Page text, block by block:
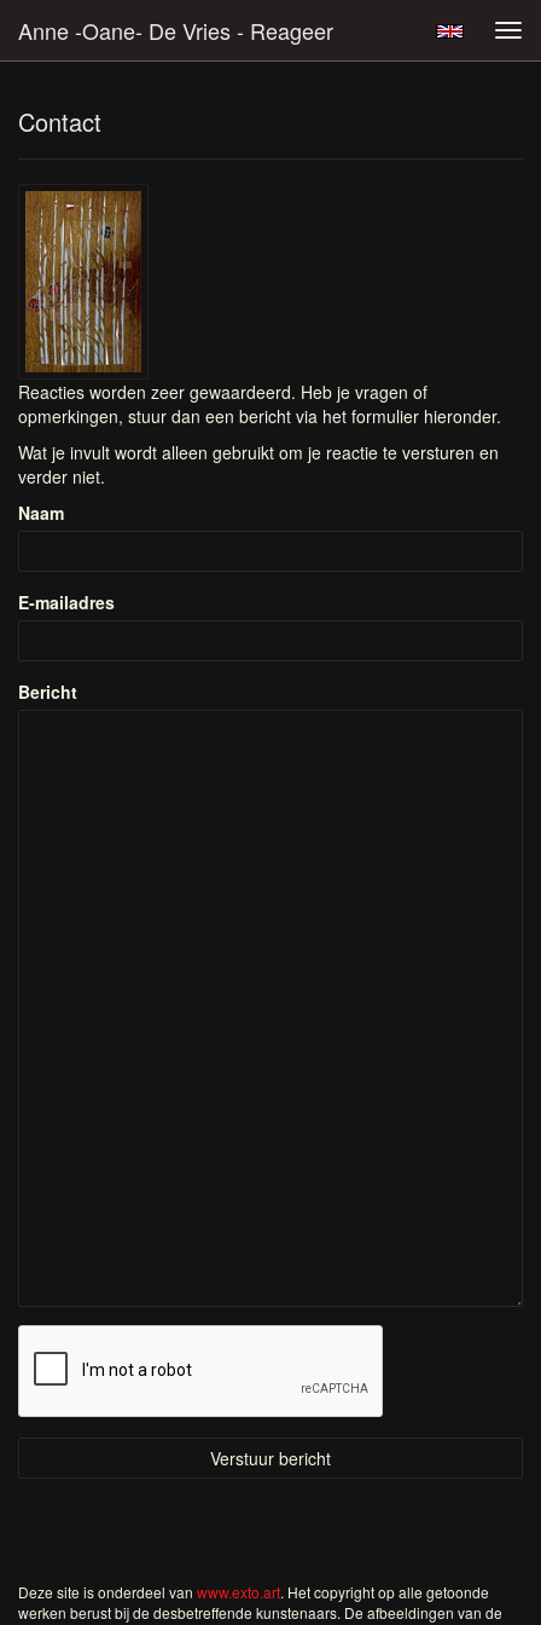
Anne -Oane- De Vries - Reageer
Contact
Reacties worden zeer gewaardeerd. Heb je vragen of
opmerkingen, stuur dan een bericht via het formulier hieronder.
Wat je invult wordt alleen gebruikt om je reactie te versturen en
verder niet.
Naam
E-mailadres
Bericht
Deze site is onderdeel van www.exto.art. Het copyright op alle getoonde
werken berust bij de desbetreffende kunstenaars. De afbeeldingen van de